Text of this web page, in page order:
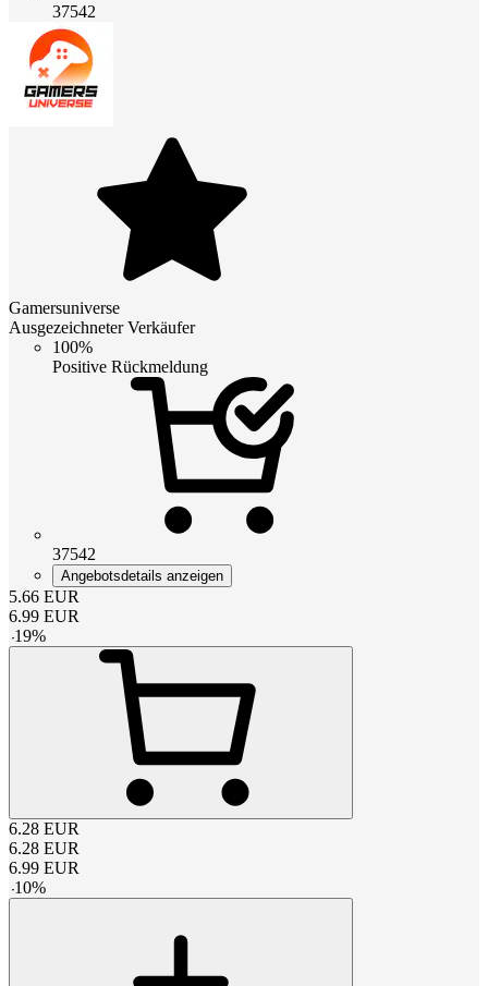
37542
Gamersuniverse
Ausgezeichneter Verkäufer
100%
Positive Rückmeldung
37542
Angebotsdetails anzeigen
5.66 EUR
6.99 EUR
-19%
6.28 EUR
6.28 EUR
6.99 EUR
-10%